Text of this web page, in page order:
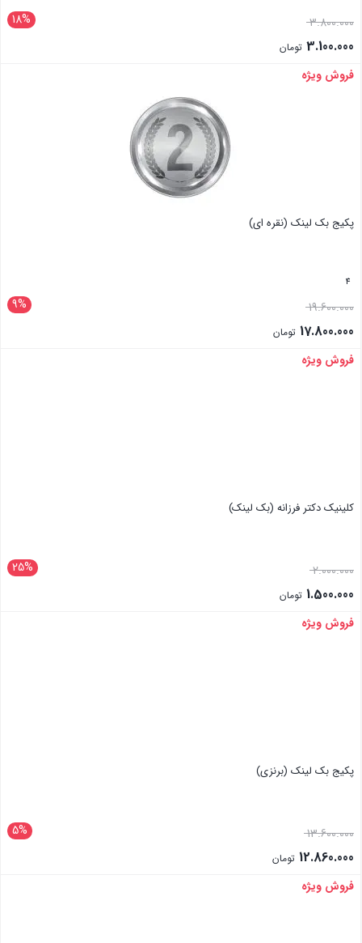
18% 3.800.000
3.100.000 تومان
بستن
فروش ویژه
پکیج بک لینک (نقره ای)
4
9% 19.600.000
17.800.000 تومان
بستن
فروش ویژه
کلینیک دکتر فرزانه (بک لینک)
25% 2.000.000
1.500.000 تومان
بستن
فروش ویژه
پکیج بک لینک (برنزی)
5% 13.600.000
12.860.000 تومان
بستن
فروش ویژه